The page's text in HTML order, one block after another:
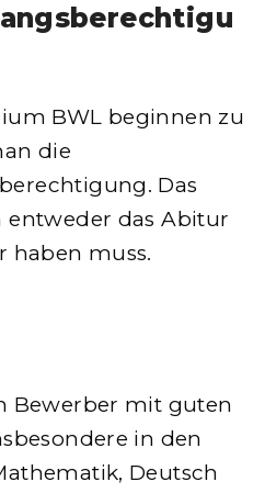
BWL beginnen zu
die
Das
entweder das Abitur
haben muss.
Bewerber mit guten
in den
Deutsch